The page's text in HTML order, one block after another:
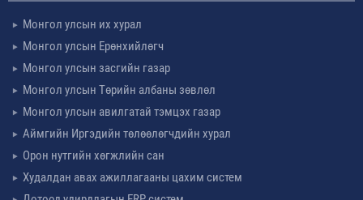
Монгол улсын их хурал
Монгол улсын Ерөнхийлөгч
Монгол улсын засгийн газар
Монгол улсын Төрийн албаны зөвлөл
Монгол улсын авилгатай тэмцэх газар
Аймгийн Иргэдийн төлөөлөгчдийн хурал
Орон нутгийн хөгжлийн сан
Худалдан авах ажиллагааны цахим систем